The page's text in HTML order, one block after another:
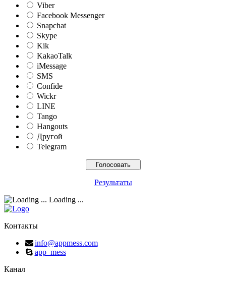
Viber
Facebook Messenger
Snapchat
Skype
Kik
KakaoTalk
iMessage
SMS
Confide
Wickr
LINE
Tango
Hangouts
Другой
Telegram
Результаты
Loading ...
Контакты
info@appmess.com
app_mess
Канал